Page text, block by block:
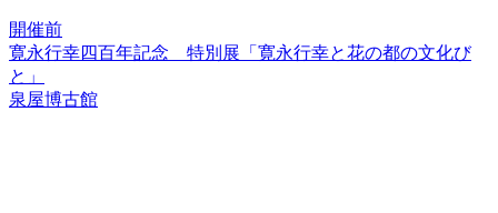
開催前
寛永行幸四百年記念 特別展「寛永行幸と花の都の文化び
と」
泉屋博古館